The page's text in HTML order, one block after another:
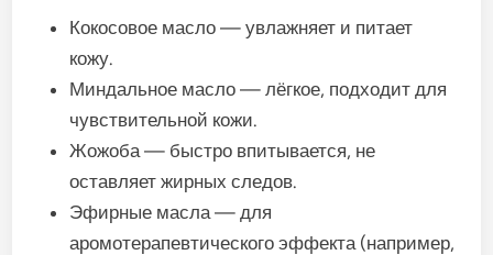
Кокосовое масло — увлажняет и питает
кожу.
Миндальное масло — лёгкое, подходит для
чувствительной кожи.
Жожоба — быстро впитывается, не
оставляет жирных следов.
Эфирные масла — для
аромотерапевтического эффекта (например,